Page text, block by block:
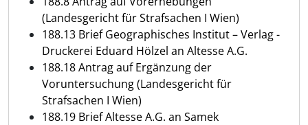
(Landesgericht für Strafsachen I Wien)
188.13 Brief Geographisches Institut – Verlag -
Druckerei Eduard Hölzel an Altesse A.G.
188.18 Antrag auf Ergänzung der
Voruntersuchung (Landesgericht für
Strafsachen I Wien)
188.19 Brief Altesse A.G. an Samek